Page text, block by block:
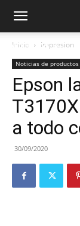
NOTICIAS
Inicio Impresion
Noticias de productos
Epson
a todo
30/09/2020